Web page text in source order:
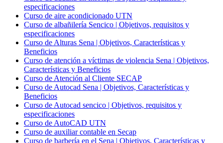
especificaciones
Curso de aire acondicionado UTN
Curso de albañilería Sencico | Objetivos, requisitos y
especificaciones
Curso de Alturas Sena | Objetivos, Características y
Beneficios
Curso de atención a víctimas de violencia Sena | Objetivos,
Características y Beneficios
Curso de Atención al Cliente SECAP
Curso de Autocad Sena | Objetivos, Características y
Beneficios
Curso de Autocad sencico | Objetivos, requisitos y
especificaciones
Curso de AutoCAD UTN
Curso de auxiliar contable en Secap
Curso de barbería en el Sena | Objetivos, Características y